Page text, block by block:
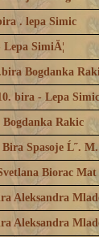
. lepa Simic
SimiĂ¦
Bogdanka
bira - Lepa Simic
Rakic
Spasoje Ĺ˝. M.
Biorac Mat
Aleksandra
Aleksandra